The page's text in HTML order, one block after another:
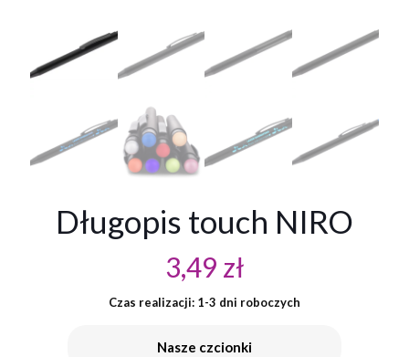
Długopis touch NIRO
3,49 zł
Czas realizacji: 1-3 dni roboczych
Nasze czcionki